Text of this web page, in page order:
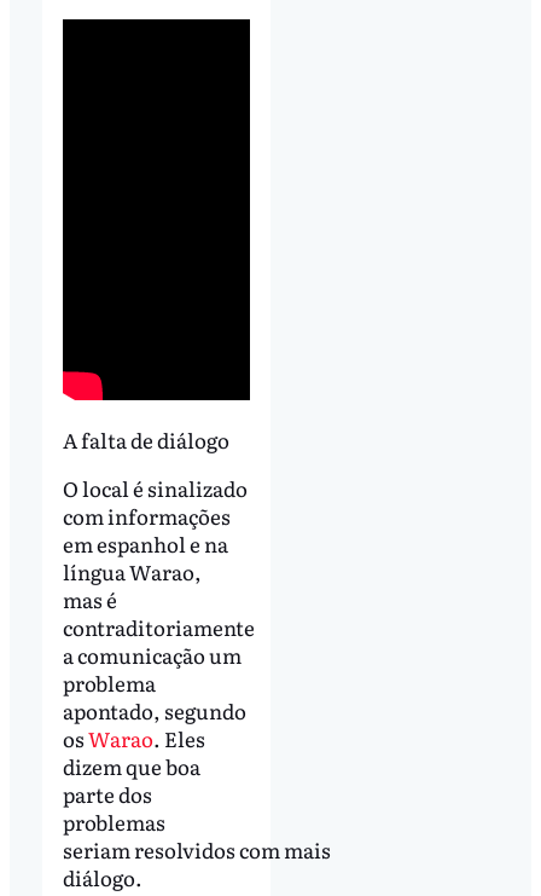
A falta de diálogo
O local é sinalizado
com informações
em espanhol e na
língua Warao,
mas é
contraditoriamente
a comunicação um
problema
apontado, segundo
osWarao. Eles
dizem que boa
parte dos
problemas
seriam resolvidos com mais
diálogo.